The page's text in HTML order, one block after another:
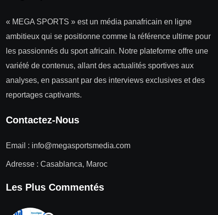
« MEGA SPORTS » est un média panafricain en ligne
ambitieux qui se positionne comme la référence ultime pour
les passionnés du sport africain. Notre plateforme offre une
variété de contenus, allant des actualités sportives aux
analyses, en passant par des interviews exclusives et des
reportages captivants.
Contactez-Nous
Email : info@megasportsmedia.com
Adresse : Casablanca, Maroc
Les Plus Commentés